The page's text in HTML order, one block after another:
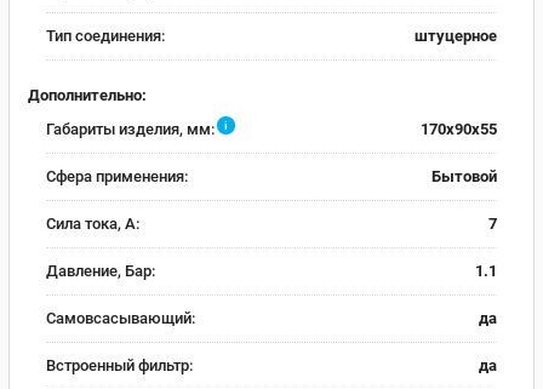
Тип соединения: штуцерное
Дополнительно:
Габариты изделия, мм:
i 170x90x55
Сфера применения: Бытовой
Сила тока, А: 7
Давление, Бар: 1.1
Самовсасывающий: да
Встроенный фильтр: да